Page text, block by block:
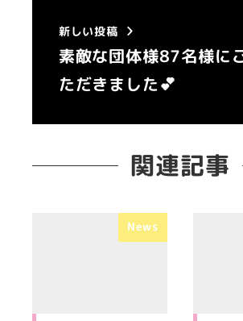
新しい投稿
素敵な団体様87名様に
ただきました💕
関連記事
News